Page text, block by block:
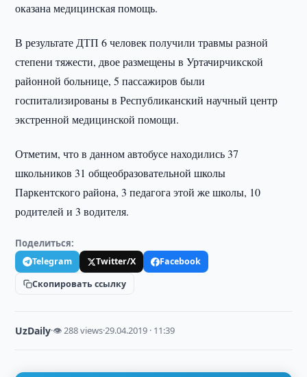
оказана медицинская помощь.
В результате ДТП 6 человек получили травмы разной
степени тяжести, двое размещены в Уртачирчикской
районной больнице, 5 пассажиров были
госпитализированы в Республиканский научный центр
экстренной медицинской помощи.
Отметим, что в данном автобусе находились 37
школьников 31 общеобразовательной школы
Паркентского района, 3 педагога этой же школы, 10
родителей и 3 водителя.
Поделиться:
Telegram Twitter/X
Facebook
Скопировать ссылку
UzDaily·👁 288 views·29.04.2019 · 11:39